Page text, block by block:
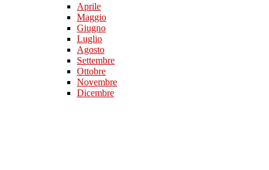
Aprile
Maggio
Giugno
Luglio
Agosto
Settembre
Ottobre
Novembre
Dicembre